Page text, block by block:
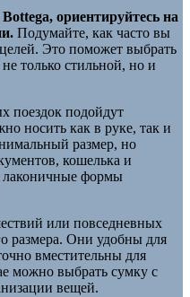
ориентируйтесь на
Подумайте, как часто вы
Это поможет выбрать
только стильной, но и
поездок подойдут
носить как в руке, так и
размер, но
кошелька и
лаконичные формы
или повседневных
размера. Они удобны для
вместительны для
можно выбрать сумку с
вещей.